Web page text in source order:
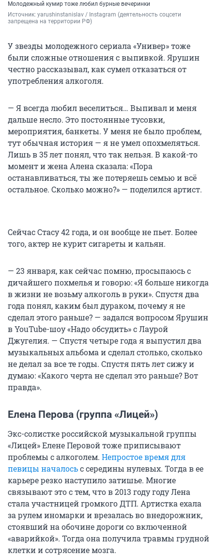
Молодежный кумир тоже любил бурные вечеринки
Источник: yarushinstanislav / Instagram (деятельность соцсети
запрещена на территории РФ)
У звезды молодежного сериала «Универ» тоже
были сложные отношения с выпивкой. Ярушин
честно рассказывал, как сумел отказаться от
употребления алкоголя.
— Я всегда любил веселиться… Выпивал и меня
дальше несло. Это постоянные тусовки,
мероприятия, банкеты. У меня не было проблем,
тут обычная история — я не умел опохмеляться.
Лишь в 35 лет понял, что так нельзя. В какой-то
момент и жена Алена сказала: «Пора
останавливаться, ты же потеряешь семью и всё
остальное. Сколько можно?» — поделился артист.
Сейчас Стасу 42 года, и он вообще не пьет. Более
того, актер не курит сигареты и кальян.
— 23 января, как сейчас помню, просыпаюсь с
дичайшего похмелья и говорю: «Я больше никогда
в жизни не возьму алкоголь в руки». Спустя два
года понял, каким был дураком, почему я не
сделал этого раньше? — задался вопросом Ярушин
в YouTube-шоу «Надо обсудить» с Лаурой
Джугелия. — Спустя четыре года я выпустил два
музыкальных альбома и сделал столько, сколько
не делал за все те годы. Спустя пять лет сижу и
думаю: «Какого черта не сделал это раньше? Вот
правда».
Елена Перова (группа «Лицей»)
Экс-солистке российской музыкальной группы
«Лицей» Елене Перовой тоже приписывают
проблемы с алкоголем. Непростое время для
певицы началосьс середины нулевых. Тогда в ее
карьере резко наступило затишье. Многие
связывают это с тем, что в 2013 году году Лена
стала участницей громкого ДТП. Артистка ехала
за рулем иномарки и врезалась во внедорожник,
стоявший на обочине дороги со включенной
«аварийкой». Тогда она получила травмы грудной
клетки и сотрясение мозга.